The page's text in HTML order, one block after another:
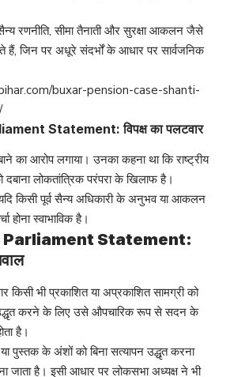
रणनीति, सीमा तैनाती और सुरक्षा आकलन जैसे
हैं, जिन पर अधूरे संदर्भों के आधार पर सार्वजनिक
buxar-pension-case-shanti-
Statement: विपक्ष का पलटवार
का आरोप लगाया। उनका कहना था कि राष्ट्रीय
दबाना लोकतांत्रिक परंपरा के खिलाफ है।
यदि किसी पूर्व सैन्य अधिकारी के अनुभव या आकलन
होना स्वाभाविक है।
Parliament Statement:
किसी भी प्रकाशित या अप्रकाशित सामग्री को
करने के लिए उसे औपचारिक रूप से सदन के
है।
पुस्तक के अंशों को बिना सत्यापन उद्धृत करना
जाता है। इसी आधार पर लोकसभा अध्यक्ष ने भी